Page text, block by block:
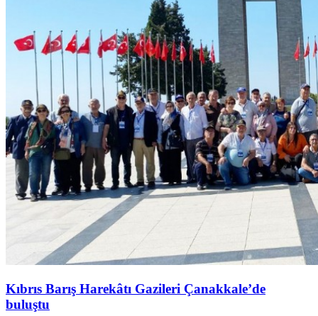
Kıbrıs Barış Harekâtı Gazileri Çanakkale’de
buluştu